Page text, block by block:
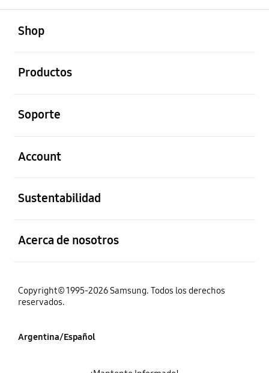
Shop
Productos
Soporte
Account
Sustentabilidad
Acerca de nosotros
Copyright© 1995-2026 Samsung. Todos los derechos
reservados.
Argentina/Español